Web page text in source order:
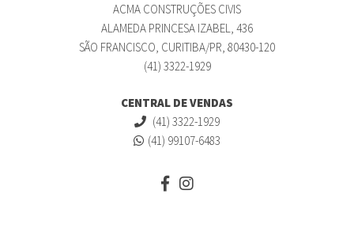
ACMA CONSTRUÇÕES CIVIS
ALAMEDA PRINCESA IZABEL, 436
SÃO FRANCISCO, CURITIBA/PR, 80430-120
(41) 3322-1929
CENTRAL DE VENDAS
(41) 3322-1929
(41) 99107-6483